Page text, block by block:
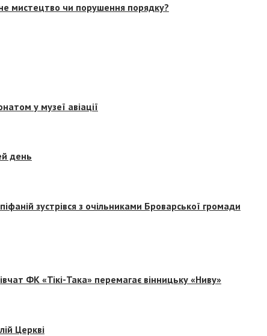
мистецтво чи порушення порядку?
у музеї авіації
день
зустрівся з очільниками Броварської громади
ФК «Тікі-Така» перемагає вінницьку «Ниву»
Церкві